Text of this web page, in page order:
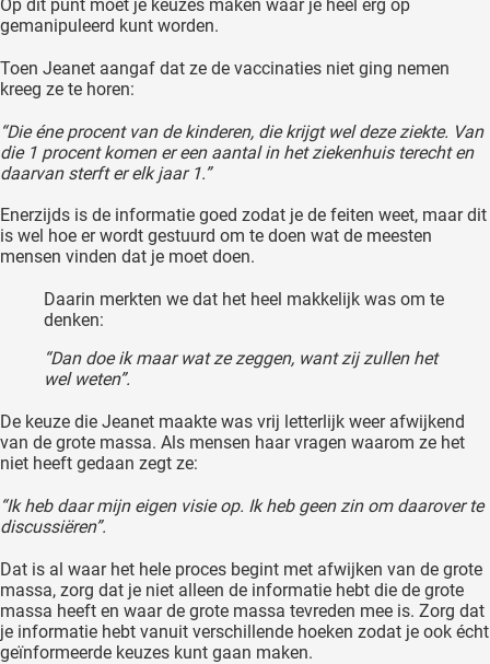
Op dit punt moet je keuzes maken waar je heel erg op
gemanipuleerd kunt worden.
Toen Jeanet aangaf dat ze de vaccinaties niet ging nemen
kreeg ze te horen:
“Die éne procent van de kinderen, die krijgt wel deze ziekte. Van
die 1 procent komen er een aantal in het ziekenhuis terecht en
daarvan sterft er elk jaar 1.”
Enerzijds is de informatie goed zodat je de feiten weet, maar dit
is wel hoe er wordt gestuurd om te doen wat de meesten
mensen vinden dat je moet doen.
Daarin merkten we dat het heel makkelijk was om te
denken:
“Dan doe ik maar wat ze zeggen, want zij zullen het
wel weten”.
De keuze die Jeanet maakte was vrij letterlijk weer afwijkend
van de grote massa. Als mensen haar vragen waarom ze het
niet heeft gedaan zegt ze:
“Ik heb daar mijn eigen visie op. Ik heb geen zin om daarover te
discussiëren”.
Dat is al waar het hele proces begint met afwijken van de grote
massa, zorg dat je niet alleen de informatie hebt die de grote
massa heeft en waar de grote massa tevreden mee is. Zorg dat
je informatie hebt vanuit verschillende hoeken zodat je ook écht
geïnformeerde keuzes kunt gaan maken.